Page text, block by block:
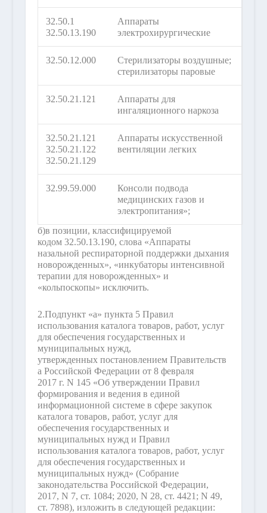
32.50.1
32.50.13.190
Аппараты
электрохирургические
32.50.12.000
Стерилизаторы воздушные;
стерилизаторы паровые
32.50.21.121
Аппараты для
ингаляционного наркоза
32.50.21.121
32.50.21.122
32.50.21.129
Аппараты искусственной
вентиляции легких
32.99.59.000
Консоли подвода
медицинских газов и
электропитания»;
б)в позиции, классифицируемой
кодом 32.50.13.190, слова «Аппараты
назальной респираторной поддержки дыхания
новорожденных», «инкубаторы интенсивной
терапии для новорожденных» и
«кольпоскопы» исключить.
2.Подпункт «а» пункта 5 Правил
использования каталога товаров, работ, услуг
для обеспечения государственных и
муниципальных нужд,
утвержденных постановлением Правительств
а Российской Федерации от 8 февраля
2017 г. N 145 «Об утверждении Правил
формирования и ведения в единой
информационной системе в сфере закупок
каталога товаров, работ, услуг для
обеспечения государственных и
муниципальных нужд и Правил
использования каталога товаров, работ, услуг
для обеспечения государственных и
муниципальных нужд» (Собрание
законодательства Российской Федерации,
2017, N 7, ст. 1084; 2020, N 28, ст. 4421; N 49,
ст. 7898), изложить в следующей редакции: